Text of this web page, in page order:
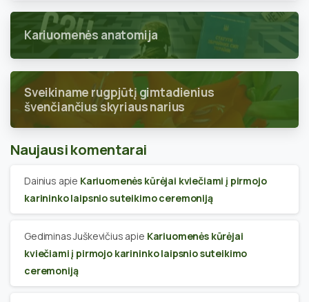
Kariuomenės anatomija
Sveikiname rugpjūtį gimtadienius
švenčiančius skyriaus narius
Naujausi komentarai
Dainius apie Kariuomenės kūrėjai kviečiami į pirmojo
karininko laipsnio suteikimo ceremoniją
Gediminas Juškevičius apie Kariuomenės kūrėjai
kviečiami į pirmojo karininko laipsnio suteikimo
ceremoniją